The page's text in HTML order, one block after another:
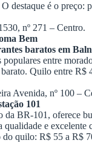
destaque é o preço:
nº 271 – Centro.
Bem
baratos em
populares entre
Quilo entre R$
Avenida, nº 100 –
101
da BR-101, oferece
qualidade e excelente
do quilo: R$ 55 a R$